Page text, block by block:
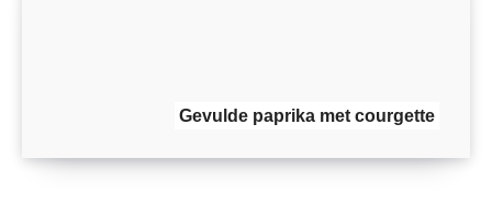
Gevulde paprika met courgette